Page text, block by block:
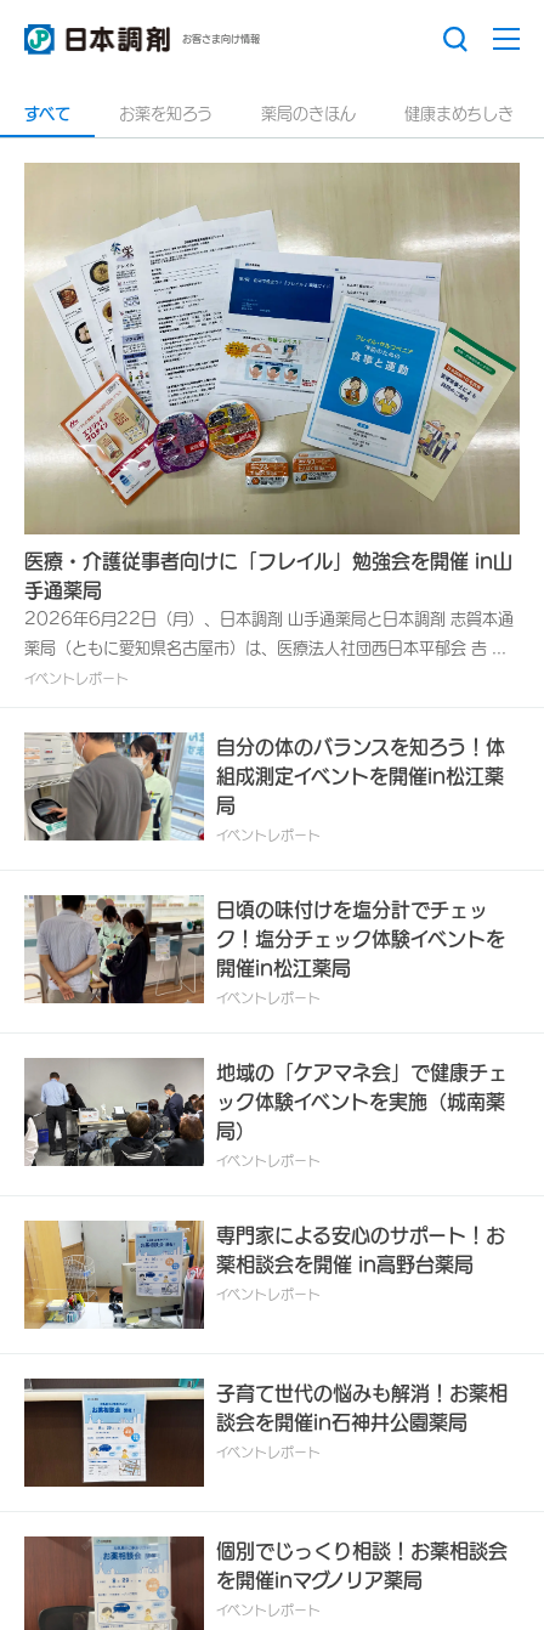
お客さま向け情報
すべて お薬を知ろう 薬局のきほん 健康まめちしき
医療・介護従事者向けに「フレイル」勉強会を開催 in山
手通薬局
2026年6月22日（月）、日本調剤 山手通薬局と日本調剤 志賀本通
薬局（ともに愛知県名古屋市）は、医療法人社団西日本平郁会 𠮷田ク
リニックと共催で、地域の医療・介護従事者を対象とする勉強会「在
剤では、地域社会に貢献する医療サービス提供企業として、地域住民
の皆さまの健康維持・管理、未病意識の向上などを目的とした健康イ
ベントを開催しています。また、自主開催以外の各種健康関連イベン
トにも積極的に参画して、健康に関する啓発活動に取り組んでいま
構成で実施いたしました。第1部では、在宅医療に積極的に取り組ま
れている𠮷田クリニックの梅村将成院長より、「『フレイル』につい
て考える」をテーマにご講義いただきました。続く第2部は、山手通
薬局と志賀本通薬局の管理栄養士が講師を務め、現場で実践しやすい
パートとしました。加齢・老化に伴い筋力や筋肉量が減少する「サル
コペニア」を予防するためには、十分なたんぱく質を摂取することが
必要とされています。たんぱく質の吸収を高める工夫や、手軽にたん
ぱく質が摂れるコンビニ弁当の選び方などをクイズ形式で解説しまし
た。また、経済的な理由でたんぱく質を摂取しづらい状況も想定し、
ざまな方法をご提案しました。イベント後、ご参加者さまからは「栄
養補助食品が意外に食べやすかった」「実際に自分で食べてみること
で、利用者さまに勧めやすくなった」といった嬉しいお声が多数寄せ
られました。また、勉強会をアットホームな座談会形式で進行したこ
事者が顔の見える関係性を深める良いきっかけとなりました。日本調
剤では、医療サービスを提供する企業として、今後も地域の皆さまへ
お薬や健康管理に関する情報提供の機会を積極的に設けていきます。
【イベント概要】開催日時：2026年6月22日（月）午後5時～午後
局、日本調剤 志賀本通薬局実施内容：・第1部：セミナー「『フレイ
ル』について考える」（講師：𠮷田クリニック 梅村将成院長）・第2
部：管理栄養士による体験学習（指輪っかテスト実践、たんぱく質ク
イベントレポート
自分の体のバランスを知ろう！体
組成測定イベントを開催in松江薬
局
イベントレポート
日頃の味付けを塩分計でチェッ
ク！塩分チェック体験イベントを
開催in松江薬局
イベントレポート
地域の「ケアマネ会」で健康チェ
ック体験イベントを実施（城南薬
局）
イベントレポート
専門家による安心のサポート！お
薬相談会を開催 in高野台薬局
イベントレポート
子育て世代の悩みも解消！お薬相
談会を開催in石神井公園薬局
イベントレポート
個別でじっくり相談！お薬相談会
を開催inマグノリア薬局
イベントレポート